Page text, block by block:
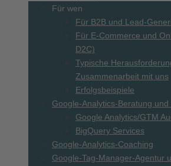
Für wen
Für B2B und Lead-
Für E-Commerce und
D2C)
Typische
Zusammenarbeit mit uns
Erfolgsbeispiele
Google-Analytics-Beratung
Google Analytics/GTM
BigQuery Services
Google-Analytics-Coaching
Google-Tag-Manager-Agentur